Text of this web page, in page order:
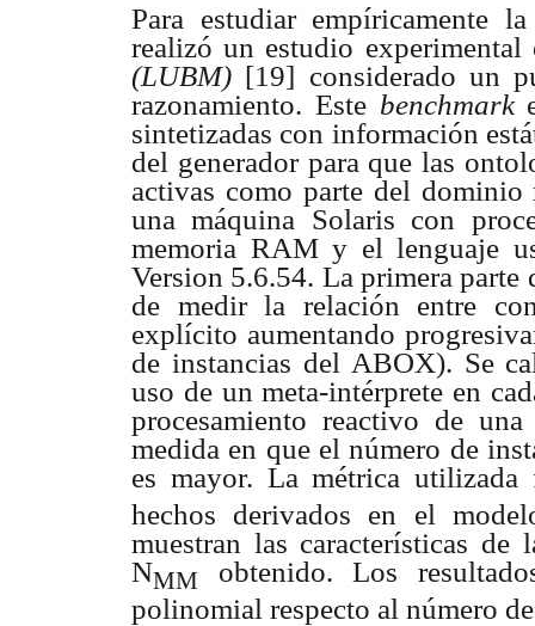
Para estudiar empíricamente
realizó un estudio
(LUBM) [19] considerado un
razonamiento. Este benchmark
sintetizadas con información
del generador para que las
activas como parte del
una máquina Solaris con
memoria RAM y el lenguaje
Version 5.6.54. La primera
de medir la relación entre
explícito aumentando
de instancias del ABOX). Se
uso de un meta-intérprete en
procesamiento reactivo de
medida en que el número de
es mayor. La métrica utilizada
hechos derivados en el
muestran las características
NMM
obtenido. Los
polinomial respecto al número